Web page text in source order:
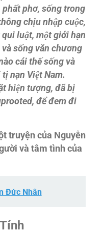
phơ, sống trong
chịu nhập cuộc,
luật, một giới hạn
sống văn chương
cái thế sống và
nạn Việt Nam.
hiện tượng, đã bị
để đem đi
truyện của Nguyễn
và tâm tình của
Đức Nhân